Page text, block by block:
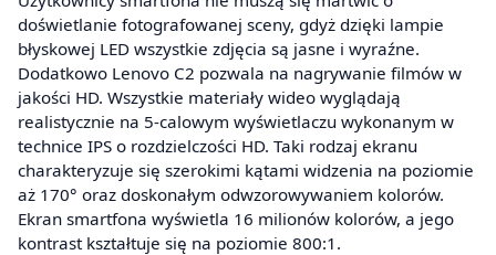
doświetlanie fotografowanej sceny, gdyż dzięki lampie
błyskowej LED wszystkie zdjęcia są jasne i wyraźne.
Dodatkowo Lenovo C2 pozwala na nagrywanie filmów w
jakości HD. Wszystkie materiały wideo wyglądają
realistycznie na 5-calowym wyświetlaczu wykonanym w
technice IPS o rozdzielczości HD. Taki rodzaj ekranu
charakteryzuje się szerokimi kątami widzenia na poziomie
aż 170° oraz doskonałym odwzorowywaniem kolorów.
Ekran smartfona wyświetla 16 milionów kolorów, a jego
kontrast kształtuje się na poziomie 800:1.